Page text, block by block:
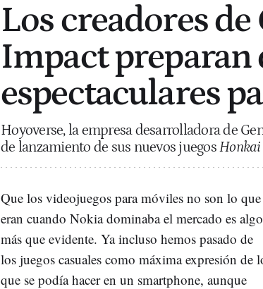
Los creadores
Impact preparan
espectaculares
Hoyoverse, la empresa desarrolladora de
de lanzamiento de sus nuevos juegosHonkai
Que los videojuegos para móviles no son lo que
eran cuando Nokia dominaba el mercado es algo
más que evidente. Ya incluso hemos pasado de
los juegos casuales como máxima expresión de
que se podía hacer en un smartphone, aunque